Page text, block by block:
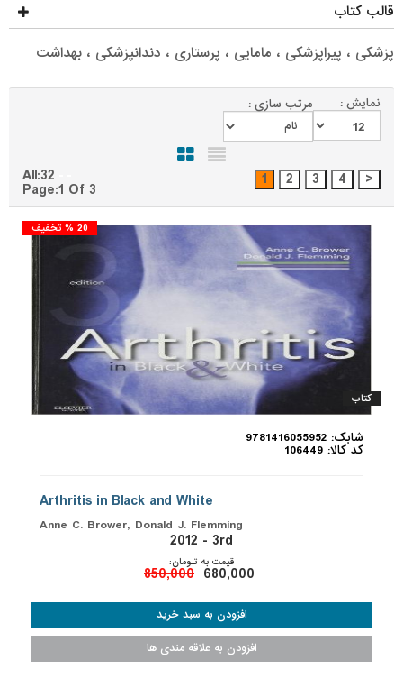
قالب کتاب
پزشکی ، پیراپزشکی ، مامایی ، پرستاری ، دندانپزشکی ، بهداشت
نمایش : مرتب سازی :
All:32
Page:1 Of 3
کتاب
20 % تخفیف
شابک: 9781416055952
کد کالا: 106449
Arthritis in Black and White
Anne C. Brower, Donald J. Flemming
2012 - 3rd
قیمت به تـومان:
680,000
850,000